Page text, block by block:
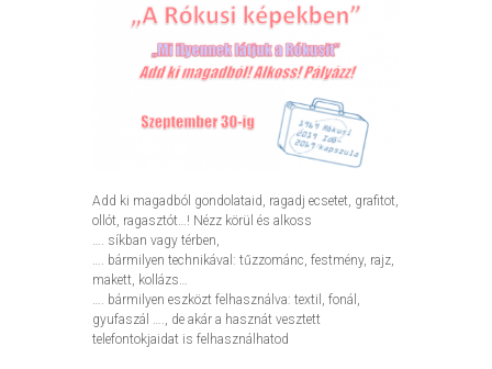
Add ki magadból gondolataid, ragadj ecsetet, grafitot,
ollót, ragasztót…! Nézz körül és alkoss
…. síkban vagy térben,
…. bármilyen technikával: tűzzománc, festmény, rajz,
makett, kollázs…
…. bármilyen eszközt felhasználva: textil, fonál,
gyufaszál …., de akár a hasznát vesztett
telefontokjaidat is felhasználhatod